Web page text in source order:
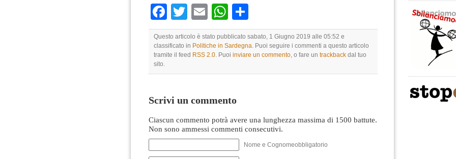
Facebook
TwitterEmailWhatsApp
Questo articolo è stato pubblicato sabato, 1 Giugno 2019 alle 05:52 e
classificato in Politiche in Sardegna. Puoi seguire i commenti a questo articolo
tramite il feed RSS 2.0. Puoi inviare un commento, o fare un trackback dal tuo
sito.
Scrivi un commento
Ciascun commento potrà avere una lunghezza massima di 1500 battute.
Non sono ammessi commenti consecutivi.
Nome e Cognomeobbligatorio